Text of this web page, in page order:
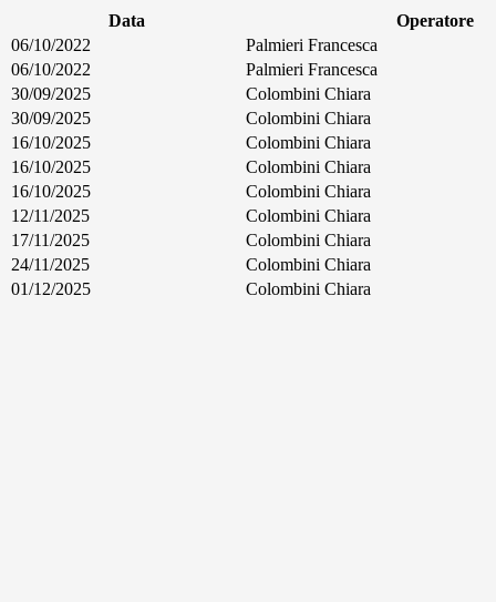
Data
Operatore
06/10/2022
Palmieri Francesca
06/10/2022
Palmieri Francesca
30/09/2025
Colombini Chiara
30/09/2025
Colombini Chiara
16/10/2025
Colombini Chiara
16/10/2025
Colombini Chiara
16/10/2025
Colombini Chiara
12/11/2025
Colombini Chiara
17/11/2025
Colombini Chiara
24/11/2025
Colombini Chiara
01/12/2025
Colombini Chiara